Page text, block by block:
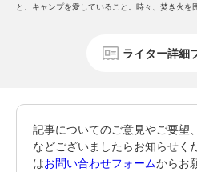
と、キャンプを愛していること。時々、焚き火を
ライター詳細
記事についてのご意見やご要望
などございましたらお知らせく
はお問い合わせフォームからお